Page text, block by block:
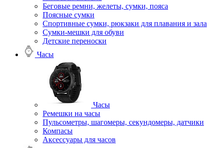
Беговые ремни, желеты, сумки, пояса
Поясные сумки
Спортивные сумки, рюкзаки для плавания и зала
Сумки-мешки для обуви
Детские переноски
Часы
Часы
Ремешки на часы
Пульсометры, шагомеры, секундомеры, датчики
Компасы
Аксессуары для часов